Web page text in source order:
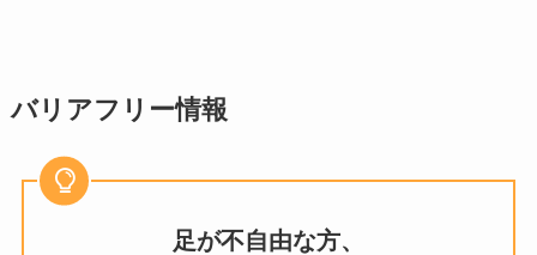
バリアフリー情報
足が不自由な方、